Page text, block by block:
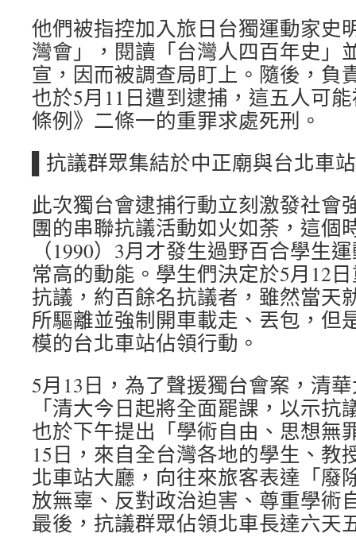
他們被指控加入旅日台獨運動家史
灣會」，閱讀「台灣人四百年史」
宣，因而被調查局盯上。隨後，負
也於5月11日遭到逮捕，這五人可
條例》二條一的重罪求處死刑。
▌抗議群眾集結於中正廟與台北車站
此次獨台會逮捕行動立刻激發社會
團的串聯抗議活動如火如荼，這個
（1990）3月才發生過野百合學生
常高的動能。學生們決定於5月12
抗議，約百餘名抗議者，雖然當天
所驅離並強制開車載走、丟包，但
模的台北車站佔領行動。
5月13日，為了聲援獨台會案，清
「清大今日起將全面罷課，以示抗
也於下午提出「學術自由、思想無
15日，來自全台灣各地的學生、教
北車站大廳，向往來旅客表達「廢
放無辜、反對政治迫害、尊重學術
最後，抗議群眾佔領北車長達六天